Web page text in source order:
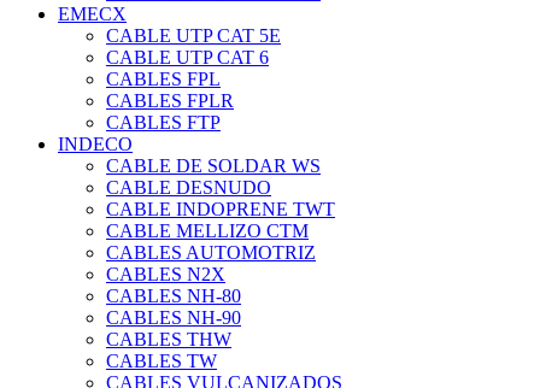
EMECX
CABLE UTP CAT 5E
CABLE UTP CAT 6
CABLES FPL
CABLES FPLR
CABLES FTP
INDECO
CABLE DE SOLDAR WS
CABLE DESNUDO
CABLE INDOPRENE TWT
CABLE MELLIZO CTM
CABLES AUTOMOTRIZ
CABLES N2X
CABLES NH-80
CABLES NH-90
CABLES THW
CABLES TW
CABLES VULCANIZADOS